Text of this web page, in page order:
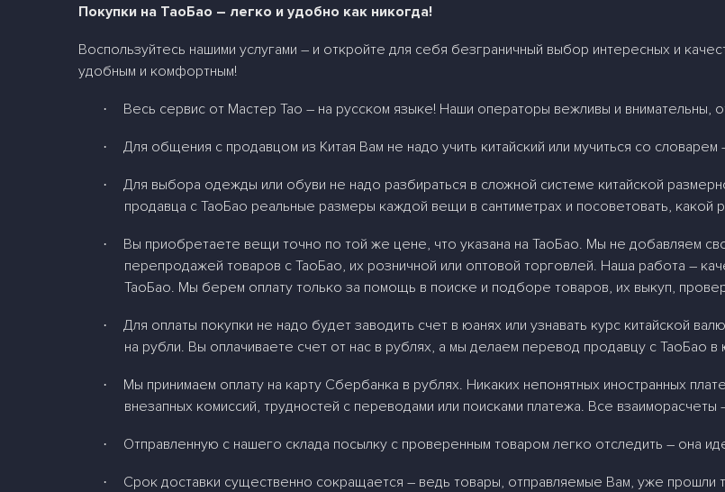
Покупки на ТаоБао – легко и удобно как никогда!
Воспользуйтесь нашими услугами – и откройте для себя безграничный выбор интересных и
удобным и комфортным!
· Весь сервис от Мастер Тао – на русском языке! Наши операторы вежливы и внимательны,
· Для общения с продавцом из Китая Вам не надо учить китайский или мучиться со
·
Для выбора одежды или обуви не надо разбираться в сложной системе китайской
продавца с ТаоБао реальные размеры каждой вещи в сантиметрах и посоветовать, какой
·
Вы приобретаете вещи точно по той же цене, что указана на ТаоБао. Мы не добавляем
перепродажей товаров с ТаоБао, их розничной или оптовой торговлей. Наша работа –
ТаоБао. Мы берем оплату только за помощь в поиске и подборе товаров, их выкуп,
·
Для оплаты покупки не надо будет заводить счет в юанях или узнавать курс китайской
на рубли. Вы оплачиваете счет от нас в рублях, а мы делаем перевод продавцу с ТаоБао
·
Мы принимаем оплату на карту Сбербанка в рублях. Никаких непонятных иностранных
внезапных комиссий, трудностей с переводами или поисками платежа. Все
· Отправленную с нашего склада посылку с проверенным товаром легко отследить – она
· Срок доставки существенно сокращается – ведь товары, отправляемые Вам, уже прошли